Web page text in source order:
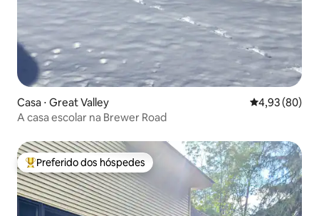
Casa ⋅ Great Valley 4,93 de uma
4,93 (80)
A casa escolar na Brewer Road
Entre os melhores preferidos dos hóspedes
Preferido dos hóspedes